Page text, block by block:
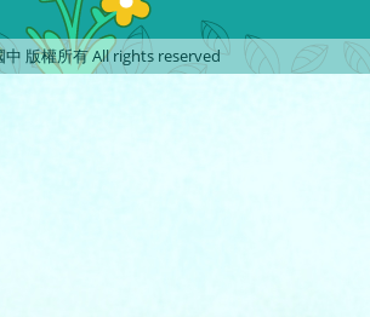
版權所有 All rights reserved